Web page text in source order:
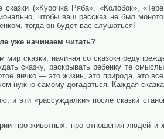
(«Курочка Ряба», «Колобок»,
чтобы ваш рассказ не был
тогда он будет вас слушаться!
уже начинаем читать?
сказки, начиная со сказок-
сказку, раскрывать ребенку те
яичко — это жизнь, это природа, это
нужно самому догадаться. Каждая
и эти «рассуждалки» после сказки
про животных, про отношения людей